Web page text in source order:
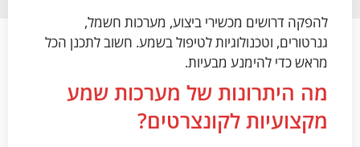
להפקה דרושים מכשירי ביצוע, מערכות חשמל,
גנרטורים, וטכנולוגיות לטיפול בשמע. חשוב לתכנן הכל
מראש כדי להימנע מבעיות.
מה היתרונות של מערכות שמע
מקצועיות לקונצרטים?